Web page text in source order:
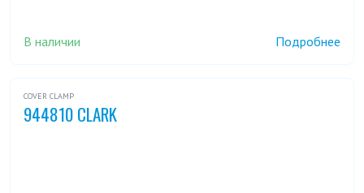
В наличии Подробнее
COVER CLAMP
944810 CLARK